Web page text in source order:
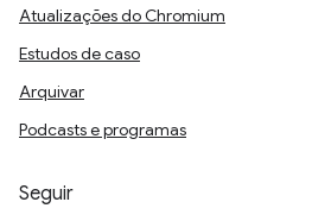
Atualizações do Chromium
Estudos de caso
Arquivar
Podcasts e programas
Seguir